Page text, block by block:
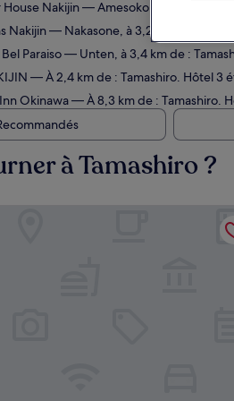
Nakijin— Amesoko, à 1 km de :
Nakijin— Nakasone, à 3,2 km de :
Paraiso— Unten, à 3,4 km de :
— À 2,4 km de : Tamashiro. Hôtel 3
Okinawa— À 8,3 km de : Tamashiro.
à Tamashiro ?